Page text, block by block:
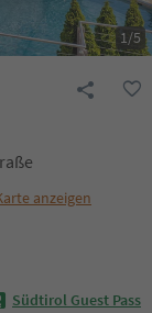
1/5
anzeigen
Südtirol Guest Pass